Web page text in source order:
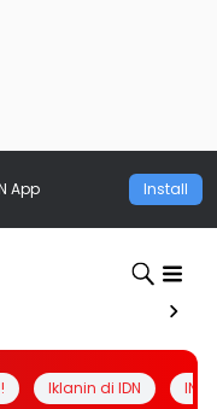
App Install
Iklanin di IDN